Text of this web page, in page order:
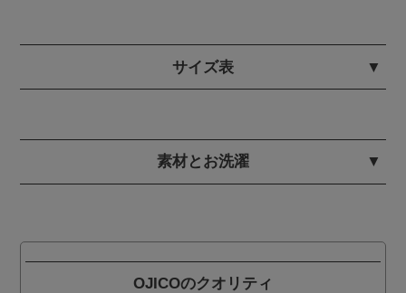
サイズ表
素材とお洗濯
OJICOのクオリティ